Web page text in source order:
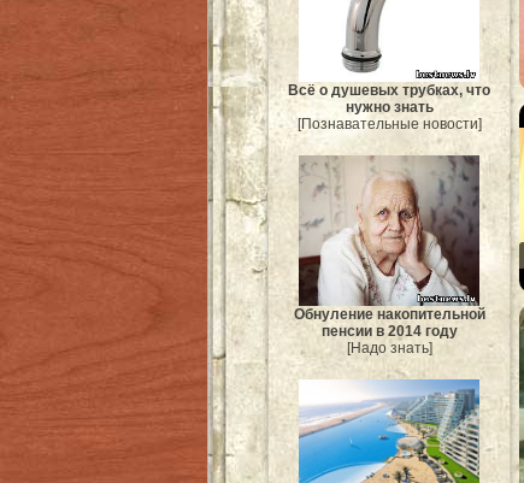
Всё о душевых трубках, что
нужно знать
[Познавательные новости]
Обнуление накопительной
пенсии в 2014 году
[Надо знать]